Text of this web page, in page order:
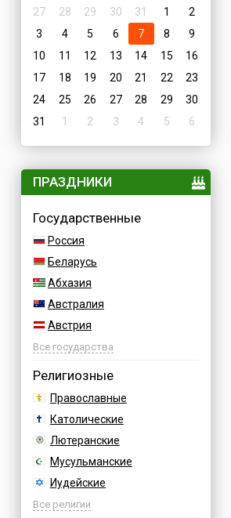
27
28 29 30 31 1
2
3
4 5 6 7 8
9
10
11 12 13 14 15
16
17
18 19 20 21 22
23
24
25 26 27 28 29
30
31
1 2 3 4 5 6
ПРАЗДНИКИ
Государственные
Россия
Беларусь
Абхазия
Австралия
Австрия
Азербайджан
Все государства
Религиозные
Православные
Католические
Лютеранские
Мусульманские
Иудейские
Буддийские
Все религии